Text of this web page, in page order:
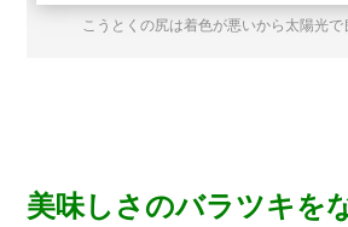
こうとくの尻は着色が悪いから太陽光
美味しさのバラツキを